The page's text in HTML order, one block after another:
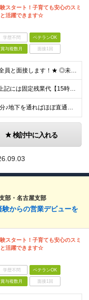
スタート！子育ても安心のスミ
活躍できます☆
学歴不問 ベテランOK
賞与複数月 面接1回
♪応募資格を満たす方全員と面接します！★ ◎未経験＆ブランクOK ◎高校卒業程度の学力を有すること ◎性別不問
月給20.5～35万円 ※上記には固定残業代【15時間相当額(2.4万円～4.2万円)】が含まれます ※15時間を超えた分は別途支給 ※経験や能力、前職の年収を考慮し最大35万円を限度に当社規程によ
♪名古屋駅から徒歩10分♪地下を通ればほぼ直通！ 【住友生命保険相互会社 名古屋支社】 愛知県名古屋市中村区名駅南2-14-19 住友生命名古屋ビル 14階：中川新栄支部 19階：名古屋支部 ※上記
検討中に入れる
部・名古屋支部
験からの営業デビューを
スタート！子育ても安心のスミ
活躍できます☆
学歴不問 ベテランOK
賞与複数月 面接1回